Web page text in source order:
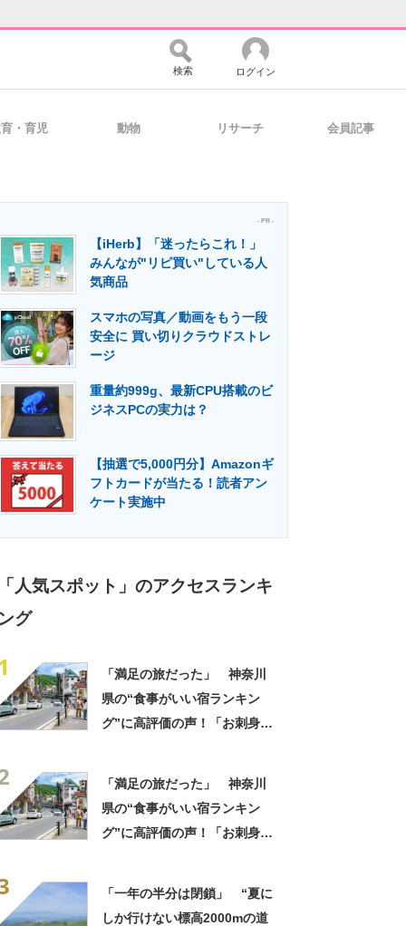
ミュニティ マーケ×ITの今がよく分かる
活用を支援
メディア 建設×テクノロジーの最前線
検索 ログイン
・育児 動物 リサーチ 会員記事
- PR -
【iHerb】「迷ったらこれ！」
みんなが"リピ買い"している人
気商品
スマホの写真／動画をもう一段
安全に 買い切りクラウドストレ
ージ
重量約999g、最新CPU搭載のビ
ジネスPCの実力は？
【抽選で5,000円分】Amazonギ
フトカードが当たる！読者アン
ケート実施中
「人気スポット」のアクセスランキ
ング
「満足の旅だった」 神奈川
県の“食事がいい宿ランキン
グ”に高評価の声！「お刺身と
「満足の旅だった」 神奈川
県の“食事がいい宿ランキン
グ”に高評価の声！「お刺身と
「一年の半分は閉鎖」 “夏に
しか行けない標高2000mの道